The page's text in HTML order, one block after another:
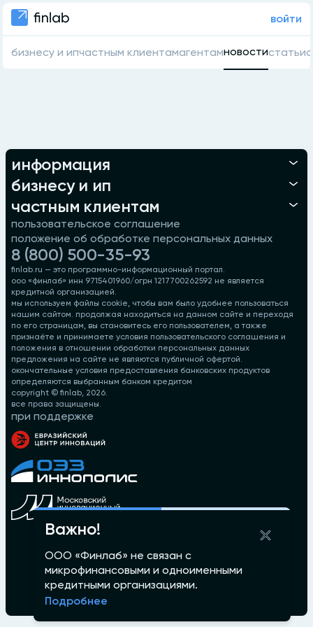
войти
бизнесу и ипчастным клиентамагентамновостистатьи
информация
бизнесу и ип
частным клиентам
пользовательское соглашение
положение об обработке персональных данных
8 (800) 500-35-93
finlab.ru — это программно-информационный портал.
ооо «финлаб» инн 9715401960/огрн 1217700262592 не является
кредитной организацией.
мы используем файлы cookie, чтобы вам было удобнее пользоваться
нашим сайтом. продолжая находиться на данном сайте и переходя
по его страницам, вы становитесь его пользователем, а также
признаёте и принимаете условия пользовательского соглашения и
положения в отношении обработки персональных данных
предложения на сайте не являются публичной офертой.
окончательные условия предоставления банковских продуктов
определяются выбранным банком кредитом
copyright © finlab, 2026.
все права защищены.
при поддержке
Важно!
ООО «Финлаб» не связан с
микрофинансовыми и одноименными
кредитными организациями.
Подробнее